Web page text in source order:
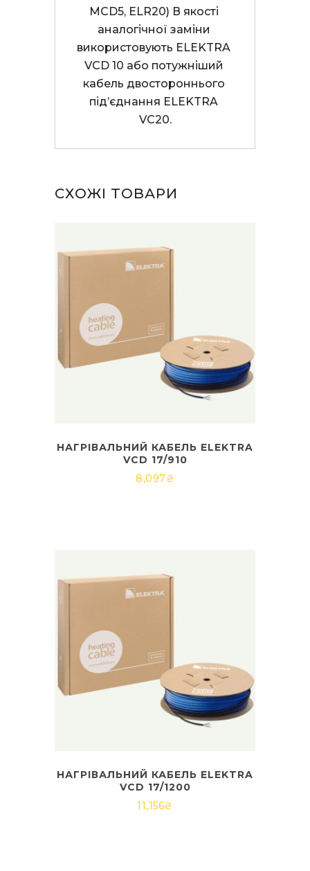
MCD5, ELR20) В якості
аналогічної заміни
використовують ELEKTRA
VCD 10 або потужніший
кабель двостороннього
під’єднання ELEKTRA
VC20.
СХОЖІ ТОВАРИ
НАГРІВАЛЬНИЙ КАБЕЛЬ ELEKTRA
VCD 17/910
8,097₴
НАГРІВАЛЬНИЙ КАБЕЛЬ ELEKTRA
VCD 17/1200
11,156₴